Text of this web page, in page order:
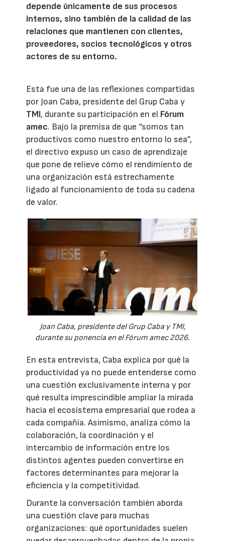
depende únicamente de sus procesos
internos, sino también de la calidad de las
relaciones que mantienen con clientes,
proveedores, socios tecnológicos y otros
actores de su entorno.
Esta fue una de las reflexiones compartidas
por Joan Caba, presidente del Grup Caba y
TMI, durante su participación en el Fórum
amec. Bajo la premisa de que “somos tan
productivos como nuestro entorno lo sea”,
el directivo expuso un caso de aprendizaje
que pone de relieve cómo el rendimiento de
una organización está estrechamente
ligado al funcionamiento de toda su cadena
de valor.
Joan Caba, presidente del Grup Caba y TMI,
durante su ponencia en el Fórum amec 2026.
En esta entrevista, Caba explica por qué la
productividad ya no puede entenderse como
una cuestión exclusivamente interna y por
qué resulta imprescindible ampliar la mirada
hacia el ecosistema empresarial que rodea a
cada compañía. Asimismo, analiza cómo la
colaboración, la coordinación y el
intercambio de información entre los
distintos agentes pueden convertirse en
factores determinantes para mejorar la
eficiencia y la competitividad.
Durante la conversación también aborda
una cuestión clave para muchas
organizaciones: qué oportunidades suelen